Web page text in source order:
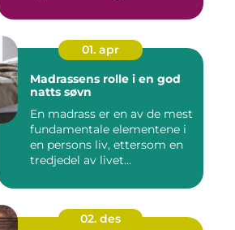
01. apr
Madrassens rolle i en god
natts søvn
En madrass er en av de mest
fundamentale elementene i
en persons liv, ettersom en
tredjedel av livet...
02. des